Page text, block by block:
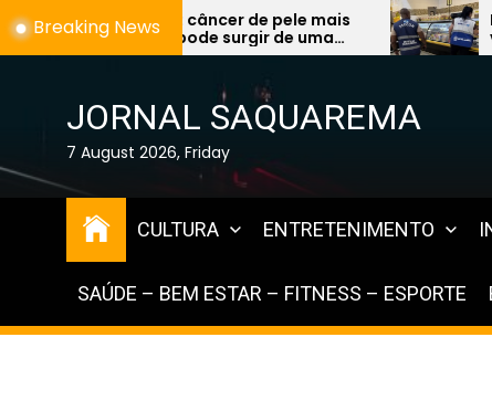
Skip
to
Breaking News
de pele mais
de uma
Fiscalização encontra
vencidos à venda e expõe
graves na Região dos Lagos
JORNAL SAQUAREMA
7 August 2026, Friday
CULTURA ENTRETENIMENTO
SAÚDE – BEM ESTAR – FITNESS – ESPORTE